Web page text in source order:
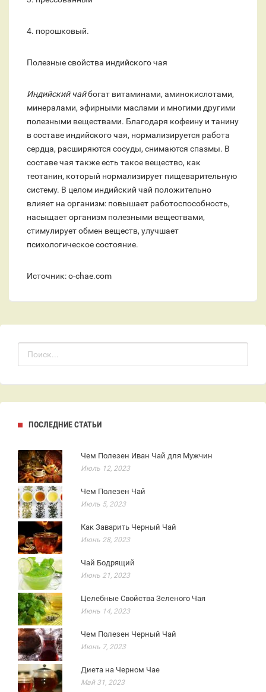
4. порошковый.
Полезные свойства индийского чая
Индийский чайбогат витаминами, аминокислотами,
минералами, эфирными маслами и многими другими
полезными веществами. Благодаря кофеину и танину
в составе индийского чая, нормализируется работа
сердца, расширяются сосуды, снимаются спазмы. В
составе чая также есть такое вещество, как
теотанин, который нормализирует пищеварительную
систему. В целом индийский чай положительно
влияет на организм: повышает работоспособность,
насыщает организм полезными веществами,
стимулирует обмен веществ, улучшает
психологическое состояние.
Источник: o-chae.com
ПОСЛЕДНИЕ СТАТЬИ
Чем Полезен Иван Чай для Мужчин
Июль 12, 2023
Чем Полезен Чай
Июль 5, 2023
Как Заварить Черный Чай
Июнь 28, 2023
Чай Бодрящий
Июнь 21, 2023
Целебные Свойства Зеленого Чая
Июнь 14, 2023
Чем Полезен Черный Чай
Июнь 7, 2023
Диета на Черном Чае
Май 31, 2023